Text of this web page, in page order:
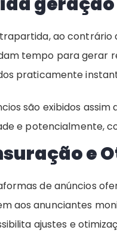
ao contrário
tempo para gerar
praticamente
são exibidos
e potencialmente,
e
de anúncios
aos anunciantes
ajustes e